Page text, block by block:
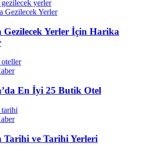
Gezilecek Yerler
Yerler İçin Harika
En İyi 25 Butik Otel
Tarihi ve Tarihi Yerleri